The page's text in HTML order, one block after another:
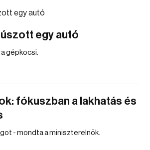
egy autó
gépkocsi.
fókuszban a lakhatás és
- mondta a miniszterelnök.